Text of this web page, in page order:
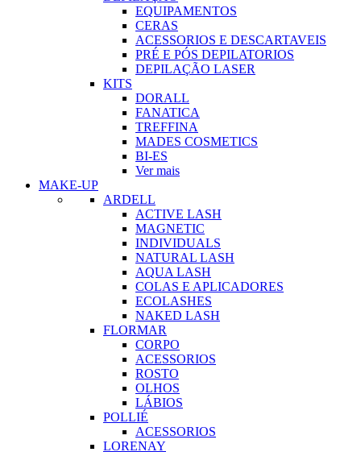
EQUIPAMENTOS
CERAS
ACESSORIOS E DESCARTAVEIS
PRÉ E PÓS DEPILATORIOS
DEPILAÇÃO LASER
KITS
DORALL
FANATICA
TREFFINA
MADES COSMETICS
BI-ES
Ver mais
MAKE-UP
ARDELL
ACTIVE LASH
MAGNETIC
INDIVIDUALS
NATURAL LASH
AQUA LASH
COLAS E APLICADORES
ECOLASHES
NAKED LASH
FLORMAR
CORPO
ACESSORIOS
ROSTO
OLHOS
LÁBIOS
POLLIÉ
ACESSORIOS
LORENAY